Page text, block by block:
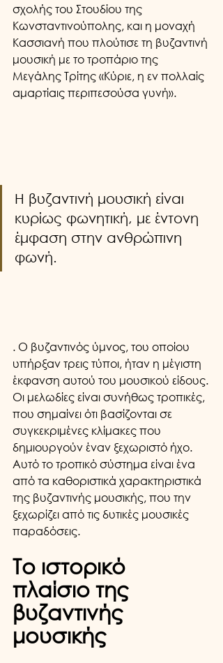
σχολής του Στουδίου της
Κωνσταντινούπολης, και η μοναχή
Κασσιανή που πλούτισε τη βυζαντινή
μουσική με το τροπάριο της
Μεγάλης Τρίτης «Κύριε, η εν πολλαίς
αμαρτίαις περιπεσούσα γυνή».
Η βυζαντινή μουσική είναι
κυρίως φωνητική, με έντονη
έμφαση στην ανθρώπινη
φωνή.
. Ο βυζαντινός ύμνος, του οποίου
υπήρξαν τρεις τύποι, ήταν η μέγιστη
έκφανση αυτού του μουσικού είδους.
Οι μελωδίες είναι συνήθως τροπικές,
που σημαίνει ότι βασίζονται σε
συγκεκριμένες κλίμακες που
δημιουργούν έναν ξεχωριστό ήχο.
Αυτό το τροπικό σύστημα είναι ένα
από τα καθοριστικά χαρακτηριστικά
της βυζαντινής μουσικής, που την
ξεχωρίζει από τις δυτικές μουσικές
παραδόσεις.
Το ιστορικό
πλαίσιο της
βυζαντινής
μουσικής